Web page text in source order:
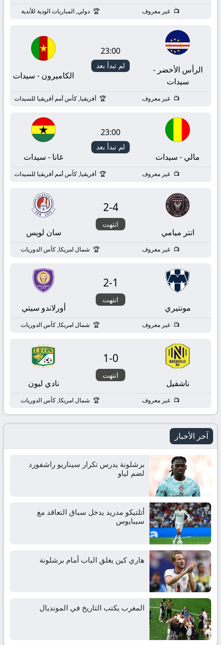
غير معروف دولي, المباريات الودية للأندية
الرأس الأخضر -
سيدات
23:00
لم تبدأ بعد
الكاميرون - سيدات
غير معروف أفريقيا, كأس أمم أفريقيا للسيدات
مالي - سيدات
23:00
لم تبدأ بعد
غانا - سيدات
غير معروف أفريقيا, كأس أمم أفريقيا للسيدات
انتر ميامي
4
-
2
انتهت
سان لويس
غير معروف شمال امريكا, كأس الدوريات
مونتيري
1
-
2
انتهت
أورلاندو سيتي
غير معروف شمال امريكا, كأس الدوريات
ناشفيل
0
-
1
انتهت
نادي ليون
غير معروف شمال امريكا, كأس الدوريات
آخر الأخبار
برشلونة يدرس تكرار سيناريو راشفورد
لضم لياو
أتلتيكو مدريد يدخل سباق التعاقد مع
سيبايوس
هاري كين يغلق الباب أمام برشلونة
المغرب يكتب التاريخ في المونديال